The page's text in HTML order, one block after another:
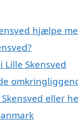
hjælpe
Skensved
eller